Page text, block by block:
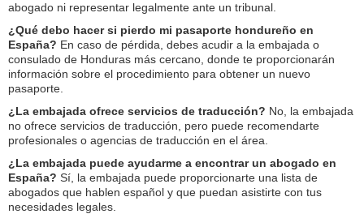
abogado ni representar legalmente ante un tribunal.
¿Qué debo hacer si pierdo mi pasaporte hondureño en
España? En caso de pérdida, debes acudir a la embajada o
consulado de Honduras más cercano, donde te proporcionarán
información sobre el procedimiento para obtener un nuevo
pasaporte.
¿La embajada ofrece servicios de traducción? No, la embajada
no ofrece servicios de traducción, pero puede recomendarte
profesionales o agencias de traducción en el área.
¿La embajada puede ayudarme a encontrar un abogado en
España? Sí, la embajada puede proporcionarte una lista de
abogados que hablen español y que puedan asistirte con tus
necesidades legales.